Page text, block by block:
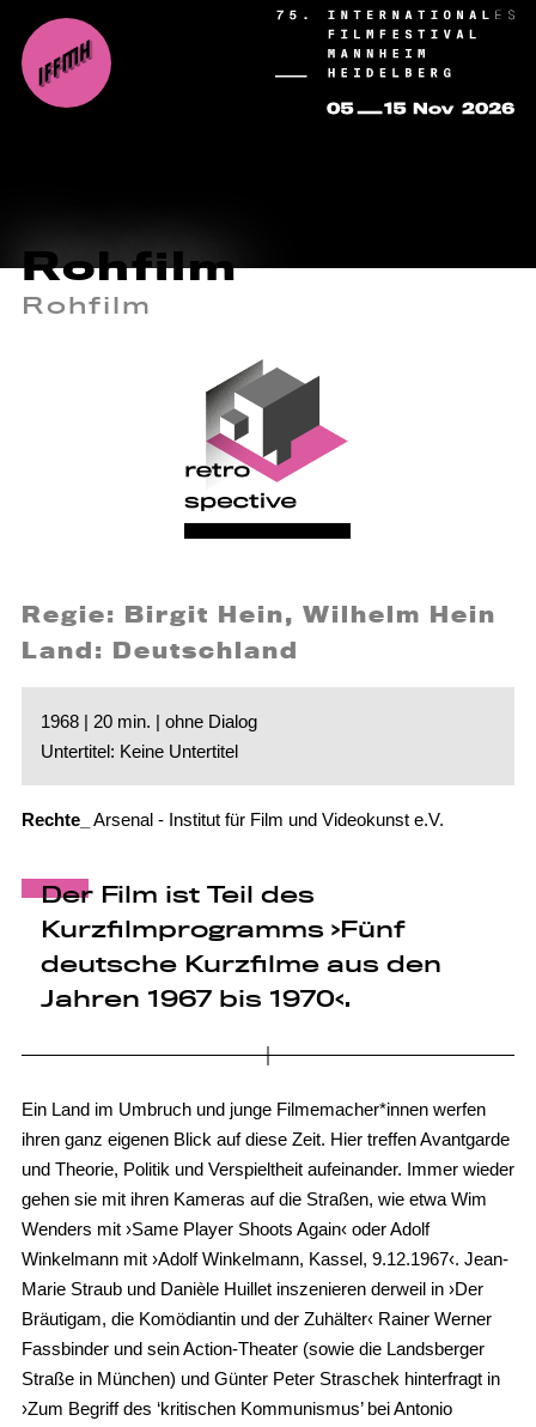
Rohfilm
Rohfilm
Regie: Birgit Hein, Wilhelm Hein
Land: Deutschland
1968 | 20 min. | ohne Dialog
Untertitel: Keine Untertitel
Rechte_ Arsenal - Institut für Film und Videokunst e.V.
Der Film ist Teil des
Kurzfilmprogramms ›Fünf
deutsche Kurzfilme aus den
Jahren 1967 bis 1970‹.
Ein Land im Umbruch und junge Filmemacher*innen werfen
ihren ganz eigenen Blick auf diese Zeit. Hier treffen Avantgarde
und Theorie, Politik und Verspieltheit aufeinander. Immer wieder
gehen sie mit ihren Kameras auf die Straßen, wie etwa Wim
Wenders mit ›Same Player Shoots Again‹ oder Adolf
Winkelmann mit ›Adolf Winkelmann, Kassel, 9.12.1967‹. Jean-
Marie Straub und Danièle Huillet inszenieren derweil in ›Der
Bräutigam, die Komödiantin und der Zuhälter‹ Rainer Werner
Fassbinder und sein Action-Theater (sowie die Landsberger
Straße in München) und Günter Peter Straschek hinterfragt in
›Zum Begriff des ‘kritischen Kommunismus’ bei Antonio